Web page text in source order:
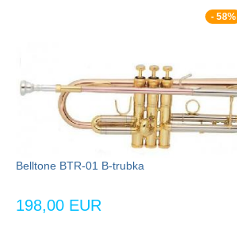
- 58%
Belltone BTR-01 B-trubka
198,00 EUR